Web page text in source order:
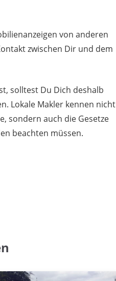
von anderen
zwischen Dir und dem
solltest Du Dich deshalb
Lokale Makler kennen nicht
sondern auch die Gesetze
beachten müssen.